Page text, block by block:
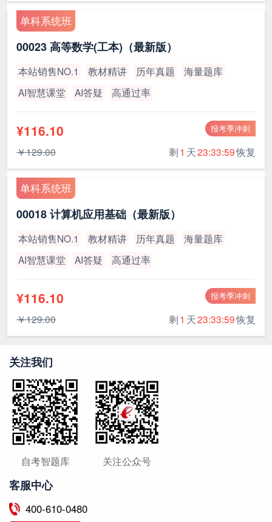
单科系统班
00023 高等数学(工本)（最新版）
本站销售NO.1 教材精讲 历年真题
海量题库
AI智慧课堂
AI答疑 高通过率
报考季冲刺
¥116.10
￥129.00 剩1 天23:33:59恢复
单科系统班
00018 计算机应用基础（最新版）
本站销售NO.1 教材精讲 历年真题
海量题库
AI智慧课堂
AI答疑 高通过率
报考季冲刺
¥116.10
￥129.00 剩1 天23:33:59恢复
关注我们
自考智题库 关注公众号
客服中心
400-610-0480